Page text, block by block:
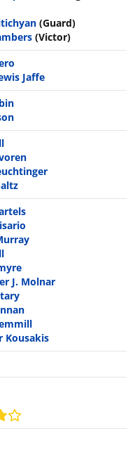
(Guard)
(Victor)
Jaffe
J. Molnar
Kousakis